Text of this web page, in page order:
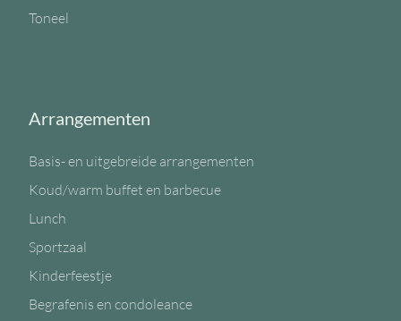
Toneel
Arrangementen
Basis- en uitgebreide arrangementen
Koud/warm buffet en barbecue
Lunch
Sportzaal
Kinderfeestje
Begrafenis en condoleance